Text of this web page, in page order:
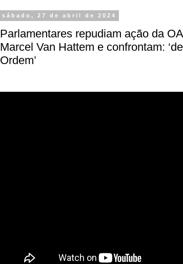
sábado, 27 de abril de 2024
Parlamentares repudiam ação da
Marcel Van Hattem e confrontam:
Ordem’